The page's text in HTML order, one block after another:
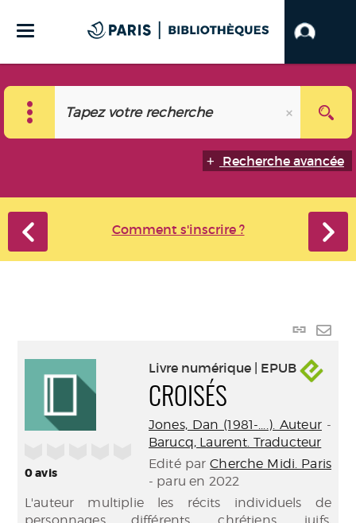
Recherche avancée
Comment s'inscrire ?
Lien
0avis
Livre numérique | EPUB
CROISÉS
Jones, Dan (1981-....). Auteur-
Barucq, Laurent. Traducteur
Edité parCherche Midi. Paris
- paru en 2022
L'auteur multiplie les récits individuels de